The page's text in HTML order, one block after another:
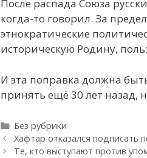
После распада Союза
когда-то говорил. За
этнократические
историческую Родину,
И эта поправка должна
принять ещё 30 лет назад,
Рубрики
Без рубрики
Хафтар отказался подписать
Те, кто выступают против